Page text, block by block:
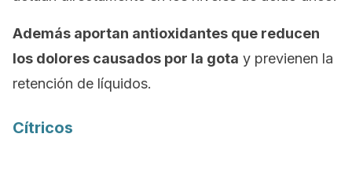
Además aportan antioxidantes que reducen
los dolores causados por la gota y previenen la
retención de líquidos.
Cítricos